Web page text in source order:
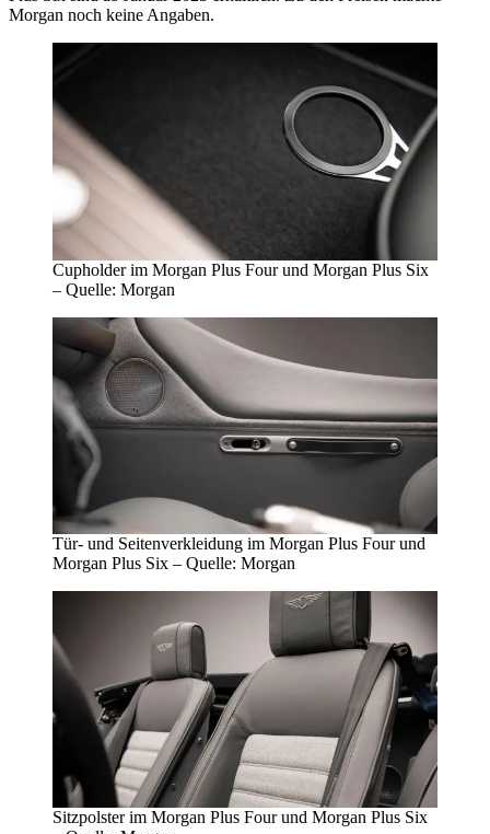
Morgan noch keine Angaben.
Cupholder im Morgan Plus Four und Morgan Plus Six
– Quelle: Morgan
Tür- und Seitenverkleidung im Morgan Plus Four und
Morgan Plus Six – Quelle: Morgan
Sitzpolster im Morgan Plus Four und Morgan Plus Six